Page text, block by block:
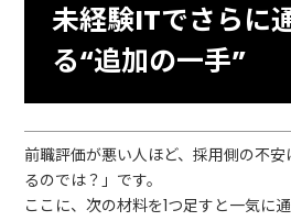
未経験ITでさらに
る“追加の一手”
前職評価が悪い人ほど、採用側の不
るのでは？」です。
ここに、次の材料を1つ足すと一気に